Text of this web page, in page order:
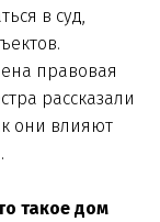
в суд,
правовая
рассказали
они влияют
такое дом